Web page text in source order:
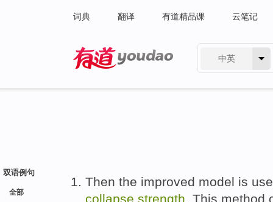
词典 翻译 有道精品课 云笔记
中英
双语例句
全部
Then the improved model is
collapse strength. This method